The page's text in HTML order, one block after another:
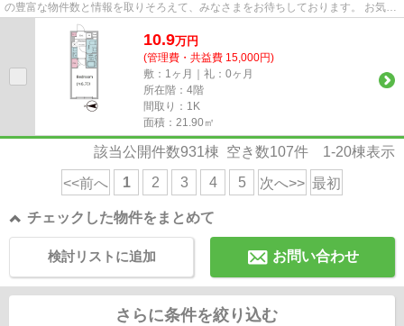
の豊富な物件数と情報を取りそろえて、みなさまをお待ちしております。 お気軽
にお問い合わせください。
10.9万円
(管理費・共益費 15,000円)
敷：1ヶ月｜礼：0ヶ月
所在階：4階
間取り：1K
面積：21.90㎡
該当公開件数931棟 空き数107件 1-20棟表示
<<前へ 1 2 3 4 5 次へ>> 最初
チェックした物件をまとめて
お問い合わせ
検討リストに追加
さらに条件を絞り込む